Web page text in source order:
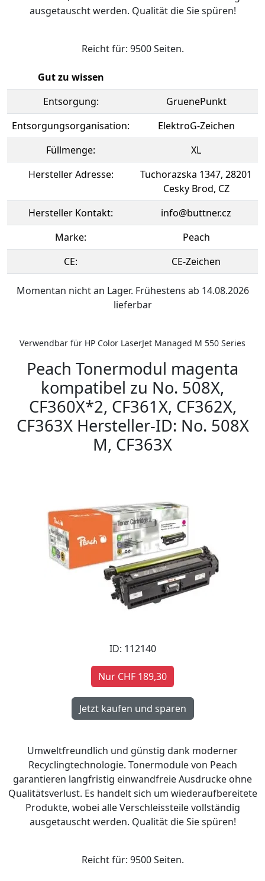
ausgetauscht werden. Qualität die Sie spüren!
Reicht für: 9500 Seiten.
Gut zu wissen
Entsorgung:
GruenePunkt
Entsorgungsorganisation:
ElektroG-Zeichen
Füllmenge:
XL
Hersteller Adresse:
Tuchorazska 1347, 28201
Cesky Brod, CZ
Hersteller Kontakt:
info@buttner.cz
Marke:
Peach
CE:
CE-Zeichen
Momentan nicht an Lager. Frühestens ab 14.08.2026
lieferbar
Verwendbar für HP Color LaserJet Managed M 550 Series
Peach Tonermodul magenta
kompatibel zu No. 508X,
CF360X*2, CF361X, CF362X,
CF363X Hersteller-ID: No. 508X
M, CF363X
ID: 112140
Nur CHF 189,30
Umweltfreundlich und günstig dank moderner
Recyclingtechnologie. Tonermodule von Peach
garantieren langfristig einwandfreie Ausdrucke ohne
Qualitätsverlust. Es handelt sich um wiederaufbereitete
Produkte, wobei alle Verschleissteile vollständig
ausgetauscht werden. Qualität die Sie spüren!
Reicht für: 9500 Seiten.